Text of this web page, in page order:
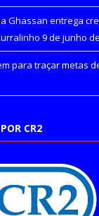
Ghassan entrega
9 de junho
para traçar metas
CR2